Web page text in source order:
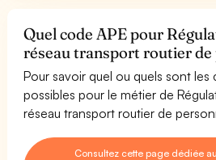
Quel code APE pour
réseau transport routier de
Pour savoir quel ou quels sont les
possibles pour le métier de
réseau transport routier de
Consultez cette page dédiée